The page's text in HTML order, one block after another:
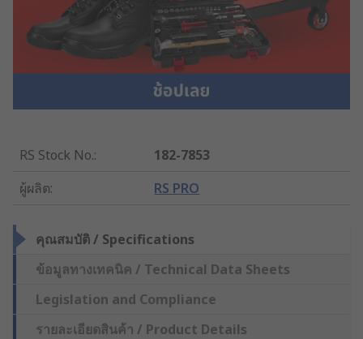
RS Stock No.:
182-7853
ผู้ผลิต: RS PRO
คุณสมบัติ / Specifications
ข้อมูลทางเทคนิค / Technical Data Sheets
Legislation and Compliance
รายละเอียดสินค้า / Product Details